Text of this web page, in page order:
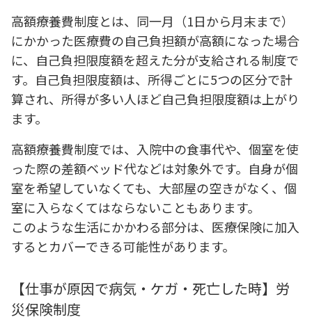
高額療養費制度とは、同一月（1日から月末まで）
にかかった医療費の自己負担額が高額になった場合
に、自己負担限度額を超えた分が支給される制度で
す。自己負担限度額は、所得ごとに5つの区分で計
算され、所得が多い人ほど自己負担限度額は上がり
ます。
高額療養費制度では、入院中の食事代や、個室を使
った際の差額ベッド代などは対象外です。自身が個
室を希望していなくても、大部屋の空きがなく、個
室に入らなくてはならないこともあります。
このような生活にかかわる部分は、医療保険に加入
するとカバーできる可能性があります。
【仕事が原因で病気・ケガ・死亡した時】労
災保険制度